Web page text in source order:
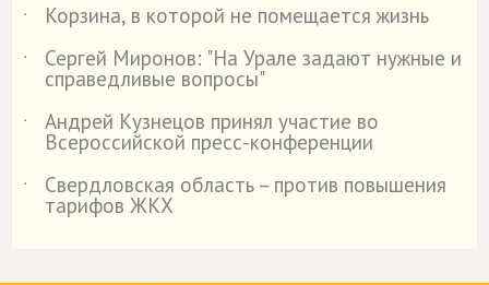
˙
Корзина, в которой не помещается жизнь
˙
Сергей Миронов: "На Урале задают нужные и
справедливые вопросы"
˙
Андрей Кузнецов принял участие во
Всероссийской пресс-конференции
˙
Свердловская область – против повышения
тарифов ЖКХ